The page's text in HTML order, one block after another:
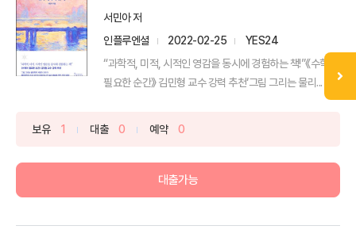
서민아 저
인플루엔셜
2022-02-25
YES24
“과학적, 미적, 시적인 영감을 동시에 경험하는 책!”《수학이
필요한 순간》 김민형 교수 강력 추천‘그림 그리는 물리...
보유 1 대출 0 예약 0
대출가능